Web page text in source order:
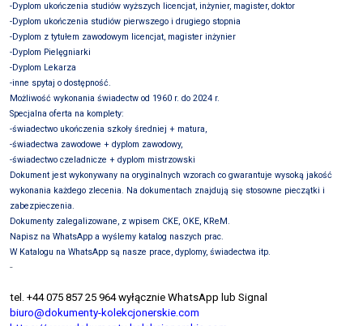
-Dyplom ukończenia studiów wyższych licencjat, inżynier, magister, doktor
-Dyplom ukończenia studiów pierwszego i drugiego stopnia
-Dyplom z tytułem zawodowym licencjat, magister inżynier
-Dyplom Pielęgniarki
-Dyplom Lekarza
-inne spytaj o dostępność.
Możliwość wykonania świadectw od 1960 r. do 2024 r.
Specjalna oferta na komplety:
-świadectwo ukończenia szkoły średniej + matura,
-świadectwa zawodowe + dyplom zawodowy,
-świadectwo czeladnicze + dyplom mistrzowski
Dokument jest wykonywany na oryginalnych wzorach co gwarantuje wysoką jakość
wykonania każdego zlecenia. Na dokumentach znajdują się stosowne pieczątki i
zabezpieczenia.
Dokumenty zalegalizowane, z wpisem CKE, OKE, KReM.
Napisz na WhatsApp a wyślemy katalog naszych prac.
W Katalogu na WhatsApp są nasze prace, dyplomy, świadectwa itp.
-
tel. +44 075 857 25 964 wyłącznie WhatsApp lub Signal
biuro@dokumenty-kolekcjonerskie.com